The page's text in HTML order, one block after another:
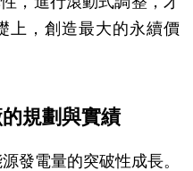
上，創造最大的永續價
規劃與實績
發電量的突破性成長。